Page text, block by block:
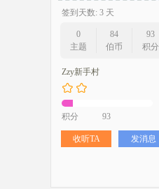
签到天数: 3 天
0
主题
84
伯币
93
积分
Zzy新手村
积分 93
收听TA 发消息